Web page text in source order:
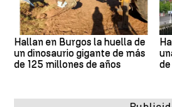
Hallan en Burgos la huella de
un dinosaurio gigante de más
de 125 millones de años